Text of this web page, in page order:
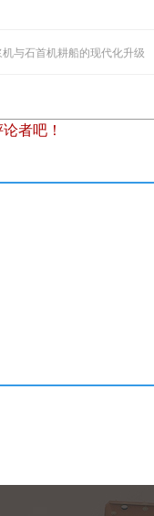
与石首机耕船的现代化升级
者吧！